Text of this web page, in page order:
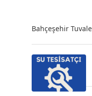
Bahçeşehir